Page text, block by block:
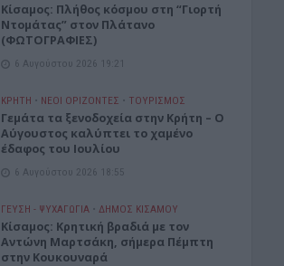
Κίσαμος: Πλήθος κόσμου στη “Γιορτή
Ντομάτας” στον Πλάτανο
(ΦΩΤΟΓΡΑΦΙΕΣ)
6 Αυγούστου 2026 19:21
ΚΡΗΤΗ • ΝΕΟΙ ΟΡΙΖΟΝΤΕΣ • ΤΟΥΡΙΣΜΟΣ
Γεμάτα τα ξενοδοχεία στην Κρήτη – Ο
Αύγουστος καλύπτει το χαμένο
έδαφος του Ιουλίου
6 Αυγούστου 2026 18:55
ΓΕΎΣΗ - ΨΥΧΑΓΩΓΊΑ • ΔΉΜΟΣ ΚΙΣΆΜΟΥ
Kίσαμος: Κρητική βραδιά με τον
Αντώνη Μαρτσάκη, σήμερα Πέμπτη
στην Κουκουναρά